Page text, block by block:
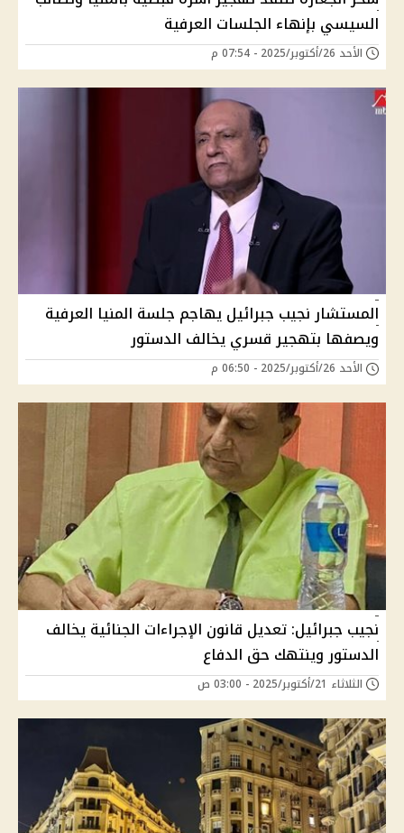
السيسي بإنهاء الجلسات العرفية
الأحد 26/أكتوبر/2025 - 07:54 م
المستشار نجيب جبرائيل يهاجم جلسة المنيا العرفية
ويصفها بتهجير قسري يخالف الدستور
الأحد 26/أكتوبر/2025 - 06:50 م
نجيب جبرائيل: تعديل قانون الإجراءات الجنائية يخالف
الدستور وينتهك حق الدفاع
الثلاثاء 21/أكتوبر/2025 - 03:00 ص